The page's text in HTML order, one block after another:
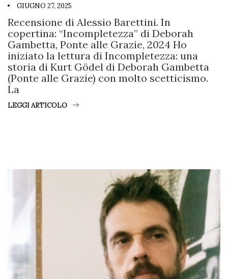
GIUGNO 27, 2025
Recensione di Alessio Barettini. In
copertina: “Incompletezza” di Deborah
Gambetta, Ponte alle Grazie, 2024 Ho
iniziato la lettura di Incompletezza: una
storia di Kurt Gödel di Deborah Gambetta
(Ponte alle Grazie) con molto scetticismo.
La
LEGGI ARTICOLO